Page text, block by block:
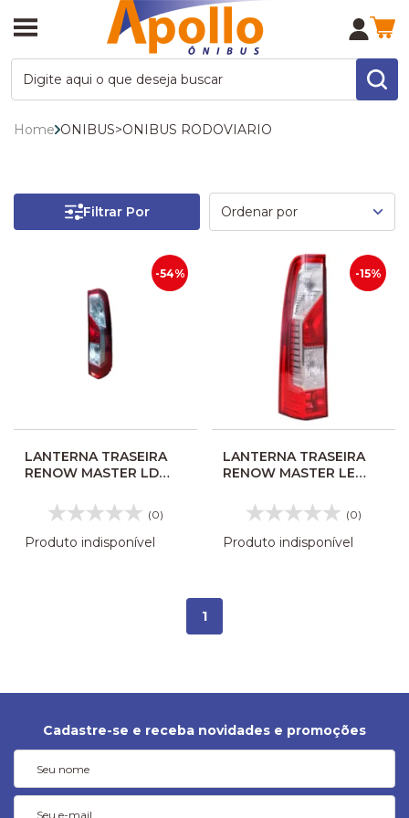
Home ONIBUS>ONIBUS RODOVIARIO
Filtrar Por
-54%
LANTERNA TRASEIRA
RENOW MASTER LD
(0)
Produto indisponível
-15%
LANTERNA TRASEIRA
RENOW MASTER LE
(0)
Produto indisponível
1
Cadastre-se e receba novidades e promoções